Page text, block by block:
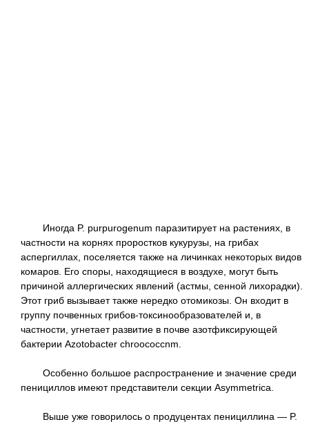
Иногда P. purpurogenum паразитирует на растениях, в
частности на корнях проростков кукурузы, на грибах
аспергиллах, поселяется также на личинках некоторых видов
комаров. Его споры, находящиеся в воздухе, могут быть
причиной аллергических явлений (астмы, сенной лихорадки).
Этот гриб вызывает также нередко отомикозы. Он входит в
группу почвенных грибов-токсинообразователей и, в
частности, угнетает развитие в почве азотфиксирующей
бактерии Azotobacter chroococcnm.
Особенно большое распространение и значение среди
пенициллов имеют представители секции Asymmetrica.
Выше уже говорилось о продуцентах пенициллина — P.